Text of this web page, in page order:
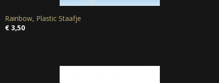
Rainbow, Plastic Staafje
€ 3,50